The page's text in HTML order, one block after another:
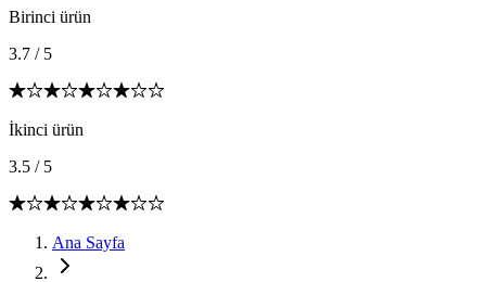
Birinci ürün
3.7 / 5
İkinci ürün
3.5 / 5
Ana Sayfa